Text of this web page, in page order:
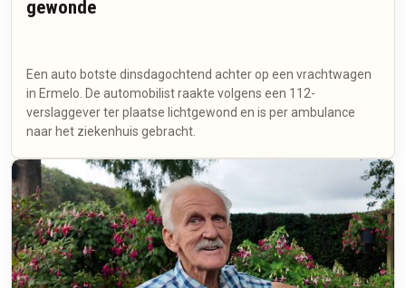
gewonde
Een auto botste dinsdagochtend achter op een vrachtwagen
in Ermelo. De automobilist raakte volgens een 112-
verslaggever ter plaatse lichtgewond en is per ambulance
naar het ziekenhuis gebracht.